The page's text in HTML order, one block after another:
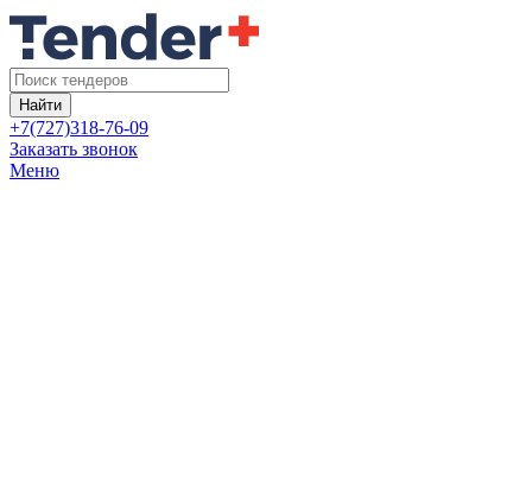
Найти
+7(727)318-76-09
Заказать звонок
Меню